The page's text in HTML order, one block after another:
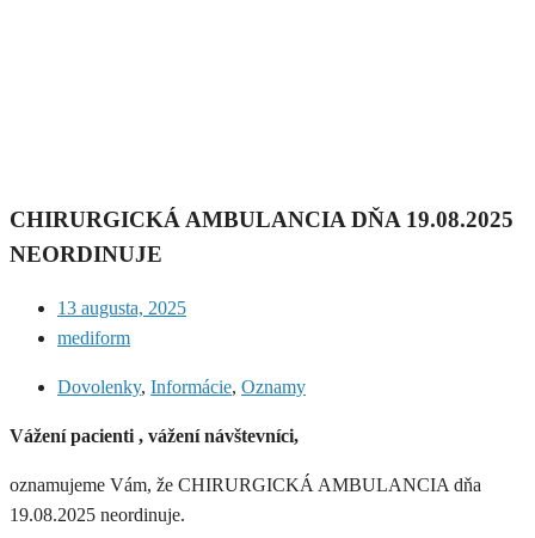
CHIRURGICKÁ AMBULANCIA DŇA 19.08.2025
NEORDINUJE
13 augusta, 2025
mediform
Dovolenky, Informácie, Oznamy
Vážení pacienti , vážení návštevníci,
oznamujeme Vám, že CHIRURGICKÁ AMBULANCIA dňa
19.08.2025 neordinuje.